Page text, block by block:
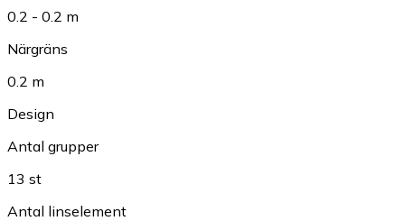
0.2 - 0.2 m
Närgräns
0.2 m
Design
Antal grupper
13 st
Antal linselement